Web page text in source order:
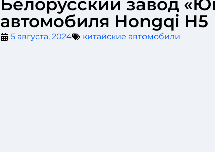
автомобиля Hongqi H5
5 августа, 2024 китайские автомобили